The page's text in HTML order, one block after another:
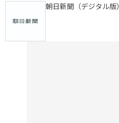
朝日新聞（デジタル版）